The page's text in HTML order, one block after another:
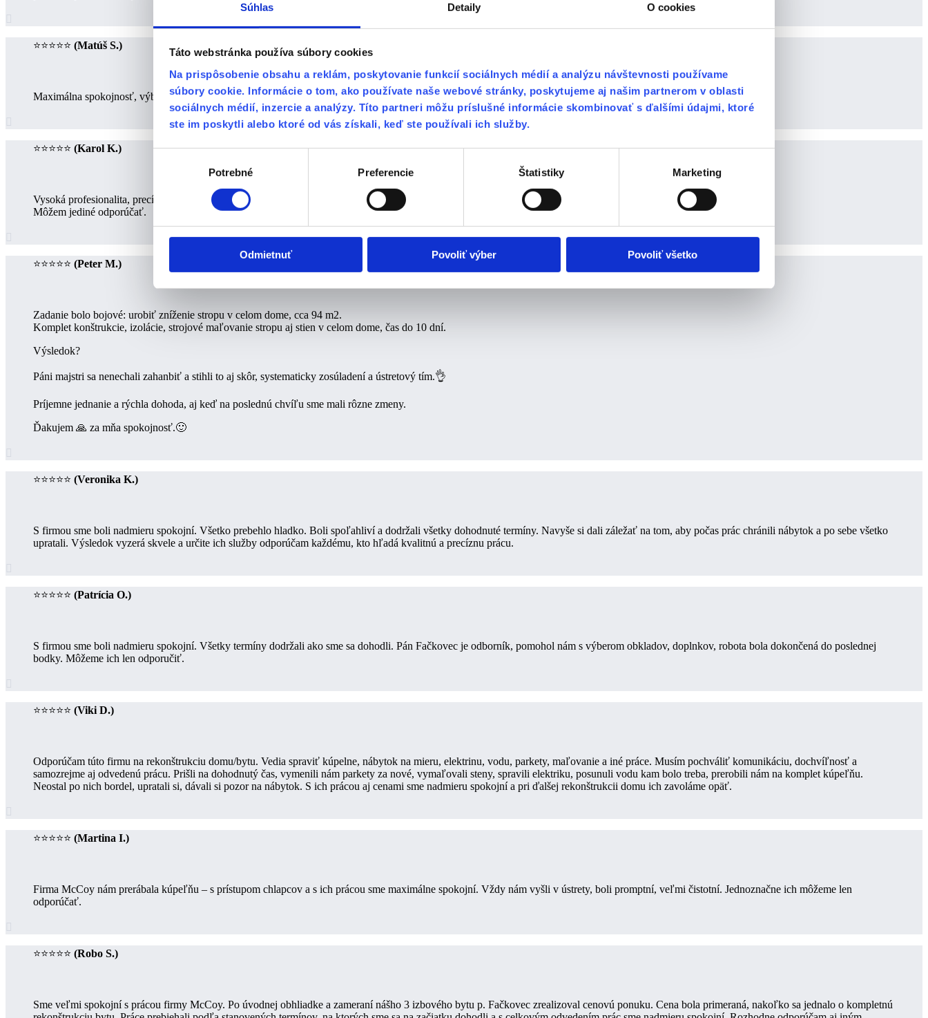
Súhlas Detaily O cookies
Táto webstránka používa súbory cookies
Na prispôsobenie obsahu a reklám, poskytovanie funkcií sociálnych médií a analýzu návštevnosti používame
súbory cookie. Informácie o tom, ako používate naše webové stránky, poskytujeme aj našim partnerom v oblasti
sociálnych médií, inzercie a analýzy. Títo partneri môžu príslušné informácie skombinovať s ďalšími údajmi, ktoré
ste im poskytli alebo ktoré od vás získali, keď ste používali ich služby.
Potrebné Preferencie Štatistiky Marketing
Odmietnuť Povoliť výber Povoliť všetko
⭐⭐⭐⭐⭐ (Matúš S.)
Maximálna spokojnosť, výborná komunikácia, perfektne odvedená práca. Firmu určite odporúčam
⭐⭐⭐⭐⭐ (Karol K.)
Vysoká profesionalita, precíznosť, kvalita používaných materiálov, ale hlavne ľudský prístup ktorý sa v dnesnej dobe už tak často nevidí.
Môžem jediné odporúčať.
⭐⭐⭐⭐⭐ (Peter M.)
Zadanie bolo bojové: urobiť zníženie stropu v celom dome, cca 94 m2.
Komplet konštrukcie, izolácie, strojové maľovanie stropu aj stien v celom dome, čas do 10 dní.
Výsledok?
Páni majstri sa nenechali zahanbiť a stihli to aj skôr, systematicky zosúladení a ústretový tím.👌
Príjemne jednanie a rýchla dohoda, aj keď na poslednú chvíľu sme mali rôzne zmeny.
Ďakujem 🙏 za mňa spokojnosť.🙂
⭐⭐⭐⭐⭐ (Veronika K.)
S firmou sme boli nadmieru spokojní. Všetko prebehlo hladko. Boli spoľahliví a dodržali všetky dohodnuté termíny. Navyše si dali záležať na tom, aby počas prác chránili nábytok a po sebe všetko
upratali. Výsledok vyzerá skvele a určite ich služby odporúčam každému, kto hľadá kvalitnú a precíznu prácu.
⭐⭐⭐⭐⭐ (Patrícia O.)
S firmou sme boli nadmieru spokojní. Všetky termíny dodržali ako sme sa dohodli. Pán Fačkovec je odborník, pomohol nám s výberom obkladov, doplnkov, robota bola dokončená do poslednej
bodky. Môžeme ich len odporučiť.
⭐⭐⭐⭐⭐ (Viki D.)
Odporúčam túto firmu na rekonštrukciu domu/bytu. Vedia spraviť kúpelne, nábytok na mieru, elektrinu, vodu, parkety, maľovanie a iné práce. Musím pochváliť komunikáciu, dochvíľnosť a
samozrejme aj odvedenú prácu. Prišli na dohodnutý čas, vymenili nám parkety za nové, vymaľovali steny, spravili elektriku, posunuli vodu kam bolo treba, prerobili nám na komplet kúpeľňu.
Neostal po nich bordel, upratali si, dávali si pozor na nábytok. S ich prácou aj cenami sme nadmieru spokojní a pri ďalšej rekonštrukcii domu ich zavoláme opäť.
⭐⭐⭐⭐⭐ (Martina I.)
Firma McCoy nám prerábala kúpeľňu – s prístupom chlapcov a s ich prácou sme maximálne spokojní. Vždy nám vyšli v ústrety, boli promptní, veľmi čistotní. Jednoznačne ich môžeme len
odporúčať.
⭐⭐⭐⭐⭐ (Robo S.)
Sme veľmi spokojní s prácou firmy McCoy. Po úvodnej obhliadke a zameraní nášho 3 izbového bytu p. Fačkovec zrealizoval cenovú ponuku. Cena bola primeraná, nakoľko sa jednalo o kompletnú